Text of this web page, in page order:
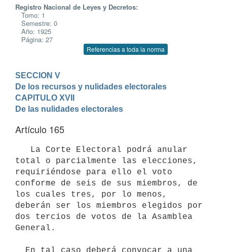
Registro Nacional de Leyes y Decretos:
Tomo: 1
Semestre: 0
Año: 1925
Página: 27
Referencias a toda la norma
SECCION V
De los recursos y nulidades electorales
CAPITULO XVII
De las nulidades electorales
Artículo 165
total o parcialmente las elecciones,
requiriéndose para ello el voto
conforme de seis de sus miembros, de
los cuales tres, por lo menos,
deberán ser los miembros elegidos por
dos tercios de votos de la Asamblea
General.